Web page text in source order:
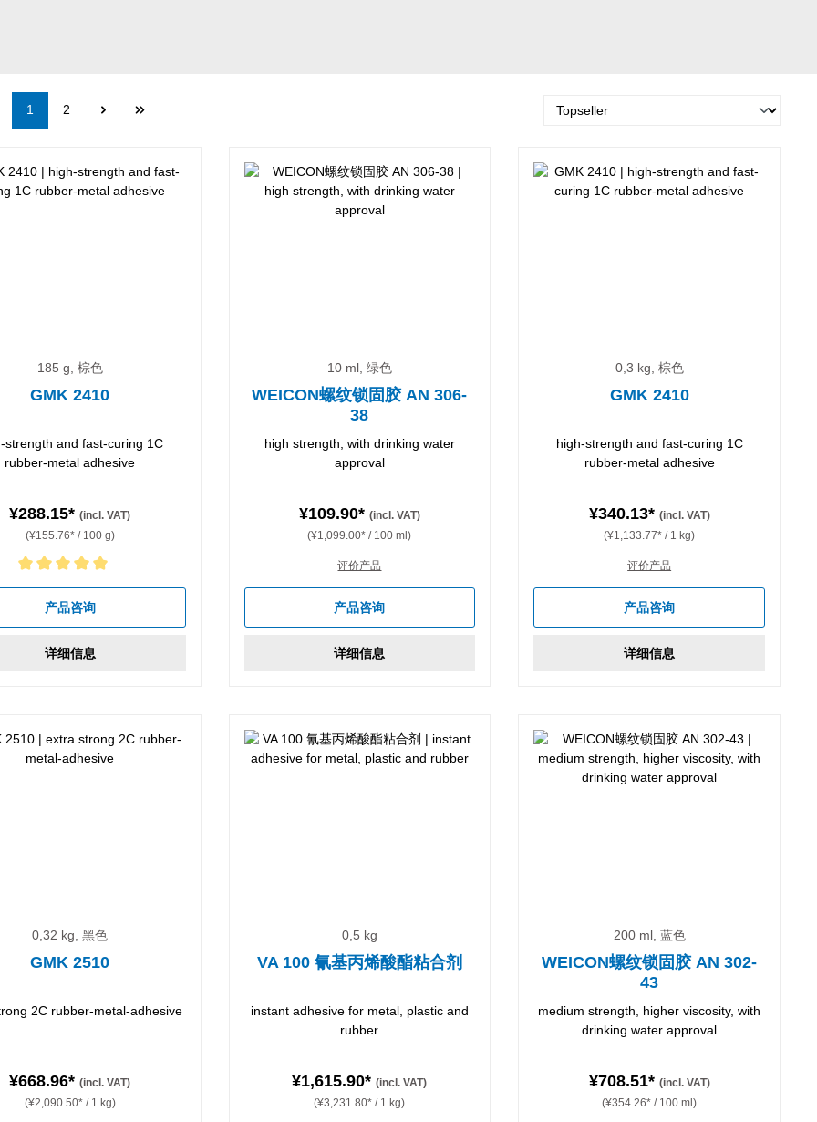
Page
1 Page
2
185 g, 棕色
GMK 2410
strength and fast-curing 1C
rubber-metal adhesive
¥288.15*(incl. VAT)
(¥155.76* / 100 g)
rating of 5 out of 5 stars
产品咨询
详细信息
10 ml, 绿色
WEICON螺纹锁固胶 AN 306-
38
high strength, with drinking water
approval
¥109.90* (incl. VAT)
(¥1,099.00* / 100 ml)
评价产品
产品咨询
详细信息
0,3 kg, 棕色
GMK 2410
high-strength and fast-curing 1C
rubber-metal adhesive
¥340.13* (incl. VAT)
(¥1,133.77* / 1 kg)
评价产品
产品咨询
详细信息
0,32 kg, 黑色
GMK 2510
2C rubber-metal-adhesive
¥668.96*(incl. VAT)
(¥2,090.50* / 1 kg)
0,5 kg
VA 100 氰基丙烯酸酯粘合剂
instant adhesive for metal, plastic and
rubber
¥1,615.90*(incl. VAT)
(¥3,231.80* / 1 kg)
200 ml, 蓝色
WEICON螺纹锁固胶 AN 302-
43
medium strength, higher viscosity, with
drinking water approval
¥708.51* (incl. VAT)
(¥354.26* / 100 ml)